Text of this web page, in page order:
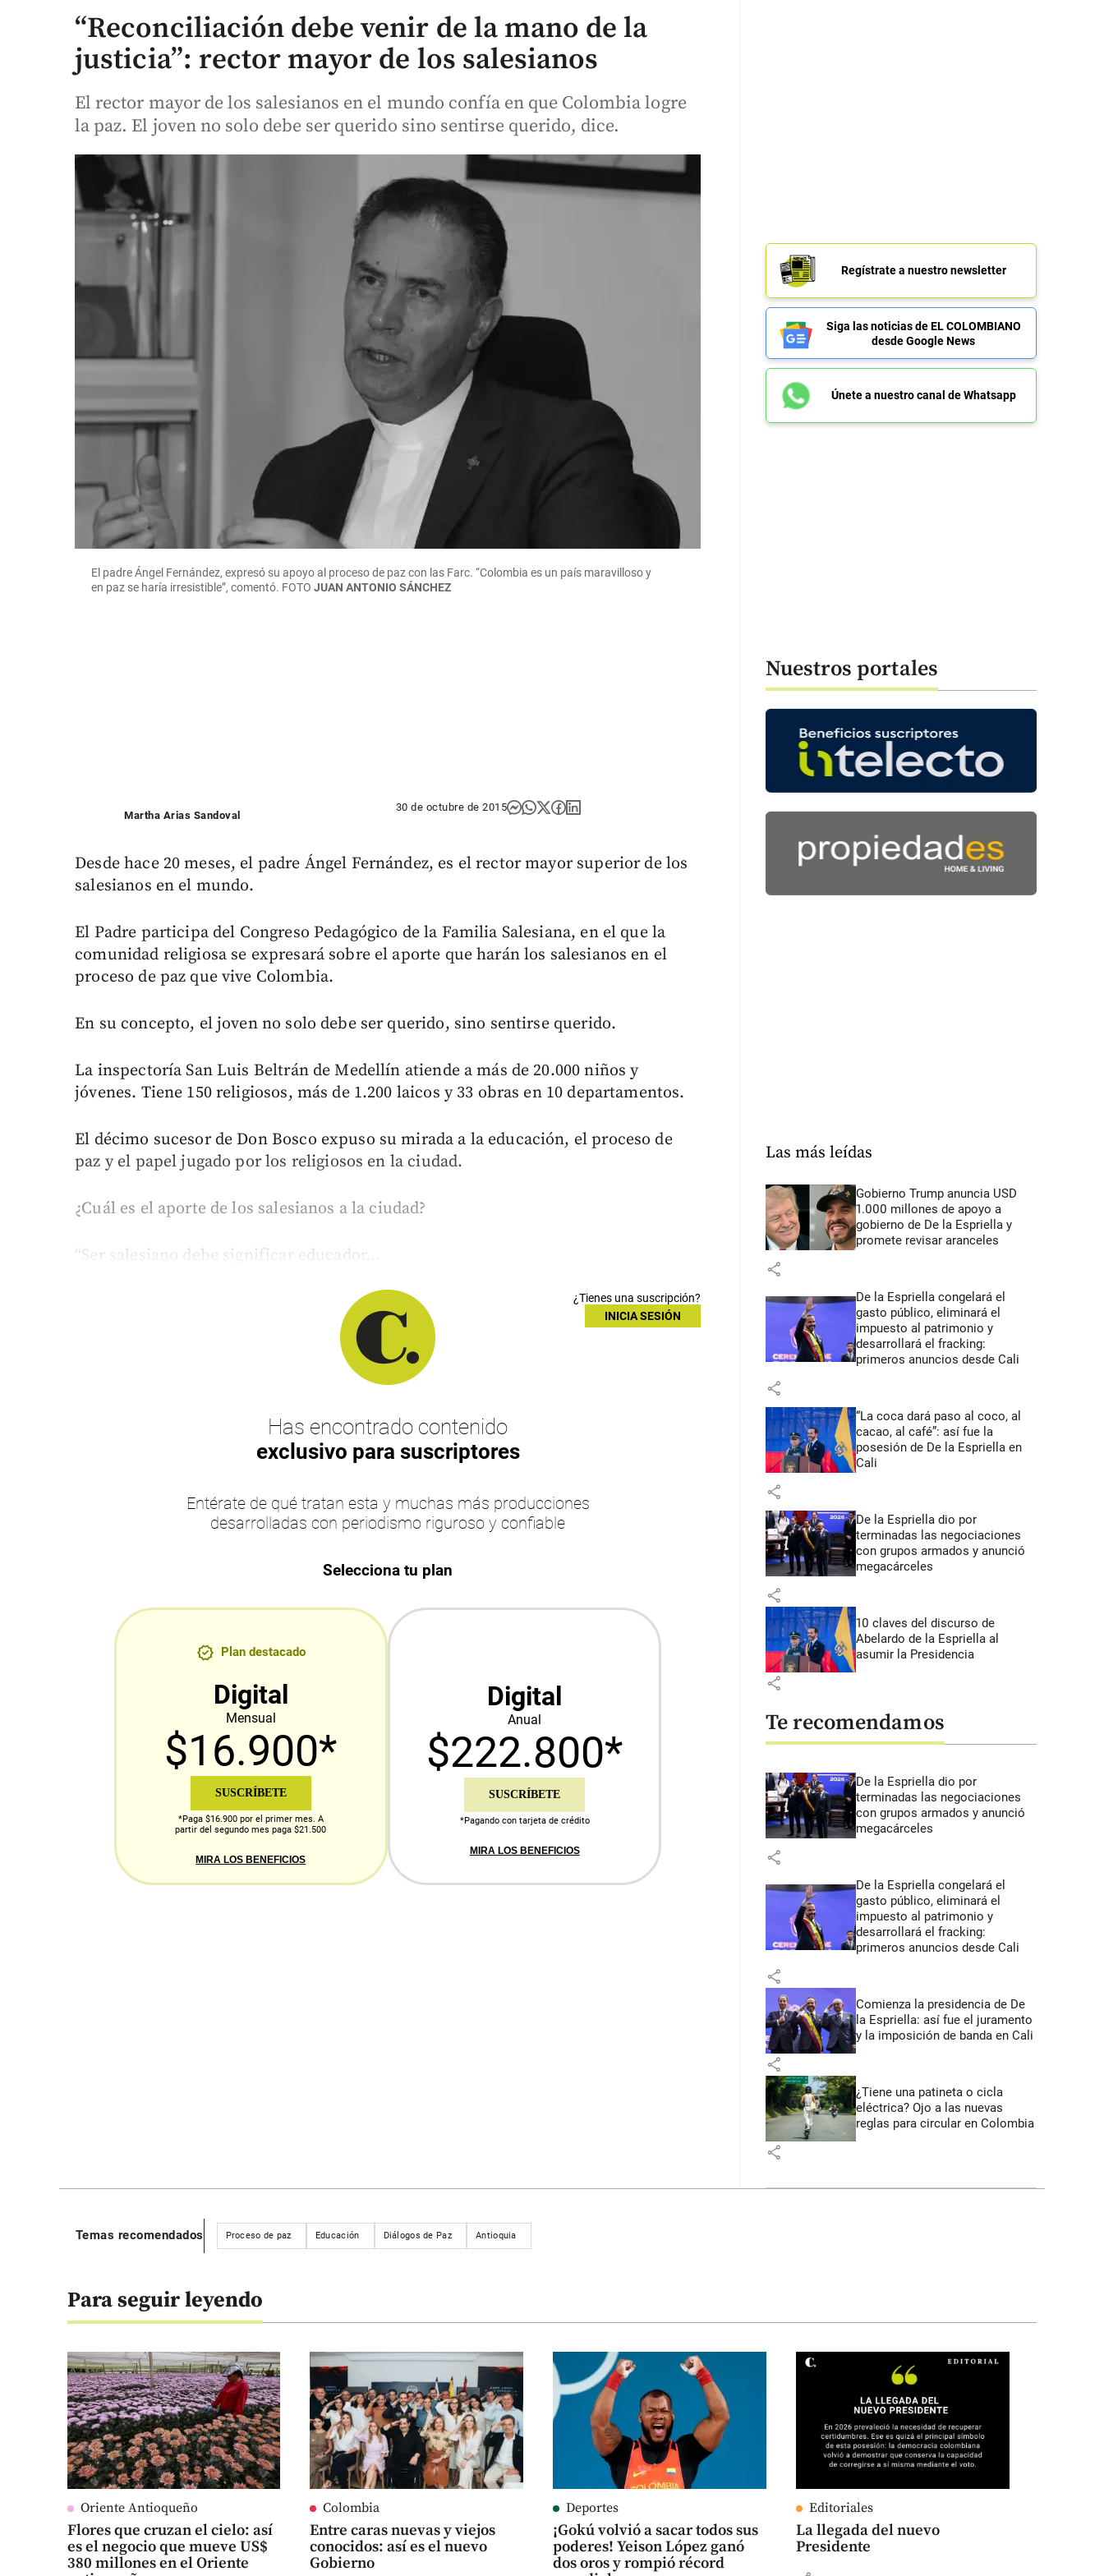
“Reconciliación debe venir de la mano de la
justicia”: rector mayor de los salesianos
El rector mayor de los salesianos en el mundo confía en que Colombia logre
la paz. El joven no solo debe ser querido sino sentirse querido, dice.
El padre Ángel Fernández, expresó su apoyo al proceso de paz con las Farc. “Colombia es un país maravilloso y
en paz se haría irresistible”, comentó. FOTOJUAN ANTONIO SÁNCHEZ
Martha Arias Sandoval
30 de octubre de 2015
Desde hace 20 meses, el padre Ángel Fernández, es el rector mayor superior de los
salesianos en el mundo.
El Padre participa del Congreso Pedagógico de la Familia Salesiana, en el que la
comunidad religiosa se expresará sobre el aporte que harán los salesianos en el
proceso de paz que vive Colombia.
En su concepto, el joven no solo debe ser querido, sino sentirse querido.
La inspectoría San Luis Beltrán de Medellín atiende a más de 20.000 niños y
jóvenes. Tiene 150 religiosos, más de 1.200 laicos y 33 obras en 10 departamentos.
El décimo sucesor de Don Bosco expuso su mirada a la educación, el proceso de
paz y el papel jugado por los religiosos en la ciudad.
¿Cuál es el aporte de los salesianos a la ciudad?
“Ser salesiano debe significar educador...
¿Tienes una suscripción?
INICIA SESIÓN
Has encontrado contenido
exclusivo para suscriptores
Entérate de qué tratan esta y muchas más producciones
desarrolladas con periodismo riguroso y confiable
Selecciona tu plan
Plan destacado
Digital
Mensual
$16.900*
SUSCRÍBETE
*Paga $16.900 por el primer mes. A
partir del segundo mes paga $21.500
MIRA LOS BENEFICIOS
Digital
Anual
$222.800*
SUSCRÍBETE
*Pagando con tarjeta de crédito
MIRA LOS BENEFICIOS
Regístrate a nuestro newsletter
Siga las noticias de EL COLOMBIANO
desde Google News
Únete a nuestro canal de Whatsapp
Nuestros portales
Las más leídas
Gobierno Trump anuncia USD
1.000 millones de apoyo a
gobierno de De la Espriella y
promete revisar aranceles
share
De la Espriella congelará el
gasto público, eliminará el
impuesto al patrimonio y
desarrollará el fracking:
primeros anuncios desde Cali
share
“La coca dará paso al coco, al
cacao, al café”: así fue la
posesión de De la Espriella en
Cali
share
De la Espriella dio por
terminadas las negociaciones
con grupos armados y anunció
megacárceles
share
10 claves del discurso de
Abelardo de la Espriella al
asumir la Presidencia
share
Te recomendamos
De la Espriella dio por
terminadas las negociaciones
con grupos armados y anunció
megacárceles
share
De la Espriella congelará el
gasto público, eliminará el
impuesto al patrimonio y
desarrollará el fracking:
primeros anuncios desde Cali
share
Comienza la presidencia de De
la Espriella: así fue el juramento
y la imposición de banda en Cali
share
¿Tiene una patineta o cicla
eléctrica? Ojo a las nuevas
reglas para circular en Colombia
share
Temas recomendados Proceso de paz Educación Diálogos de Paz Antioquia
Para seguir leyendo
Oriente Antioqueño
Flores que cruzan el cielo: así
es el negocio que mueve US$
380 millones en el Oriente
Colombia
Entre caras nuevas y viejos
conocidos: así es el nuevo
Gobierno
Deportes
¡Gokú volvió a sacar todos sus
poderes! Yeison López ganó
dos oros y rompió récord
Editoriales
La llegada del nuevo
Presidente